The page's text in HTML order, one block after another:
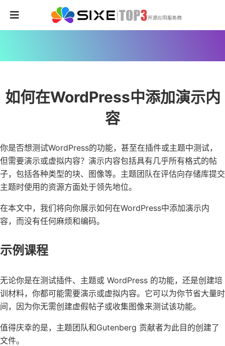
如何在WordPress中添加演示内
容
你是否想测试WordPress的功能，甚至在插件或主题中测试，
但需要演示或虚拟内容？演示内容包括具有几乎所有格式的帖
子，包括各种类型的块、图像等。主题团队在评估向存储库提交
主题时使用的资源方面处于领先地位。
在本文中，我们将向你展示如何在WordPress中添加演示内
容，而没有任何麻烦和编码。
示例课程
无论你是在测试插件、主题或 WordPress 的功能，还是创建培
训材料，你都可能需要演示或虚拟内容。它可以为你节省大量时
间，因为你无需创建虚假帖子或收集图像来测试该功能。
值得庆幸的是，主题团队和Gutenberg 贡献者为此目的创建了
文件。